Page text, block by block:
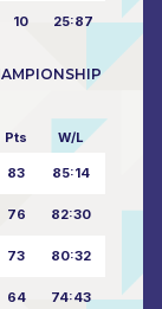
10 25:87
Pts W/L
83 85:14
76 82:30
73 80:32
64 74:43